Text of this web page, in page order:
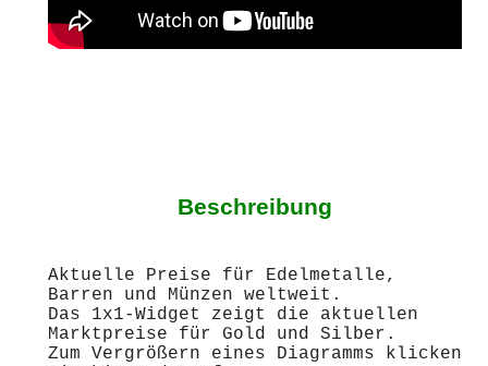
Beschreibung
Aktuelle Preise für Edelmetalle,
Barren und Münzen weltweit.
Das 1x1-Widget zeigt die aktuellen
Marktpreise für Gold und Silber.
Zum Vergrößern eines Diagramms klicken